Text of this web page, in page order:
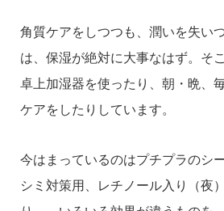
角質ケアをしつつも、潤いを失い
は、保湿が絶対に大事なはず。そ
卓上加湿器を使ったり、 朝・晩、
ケアをしたりしています。
今はまっているのはプチプラのシ
シミ対策用、レチノール入り（夜